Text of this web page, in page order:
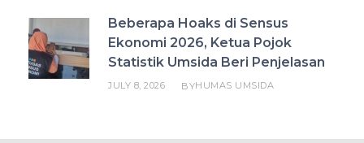
Beberapa Hoaks di Sensus
Ekonomi 2026, Ketua Pojok
Statistik Umsida Beri Penjelasan
JULY 8, 2026 BYHUMAS UMSIDA